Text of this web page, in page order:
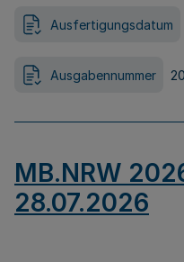
Ausfertigungsdatum
Ausgabennummer
MB.NRW
28.07.2026